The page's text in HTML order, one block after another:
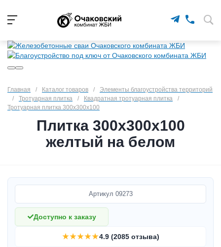
Главная / Каталог товаров /
Элементы благоустройства территорий
/
Тротуарная плитка / Квадратная тротуарная плитка
/
Тротуарная плитка 300х300х100
Плитка 300х300х100
желтый на белом
Артикул 09273
Доступно к заказу
★★★★★4.9 (2085 отзыва)